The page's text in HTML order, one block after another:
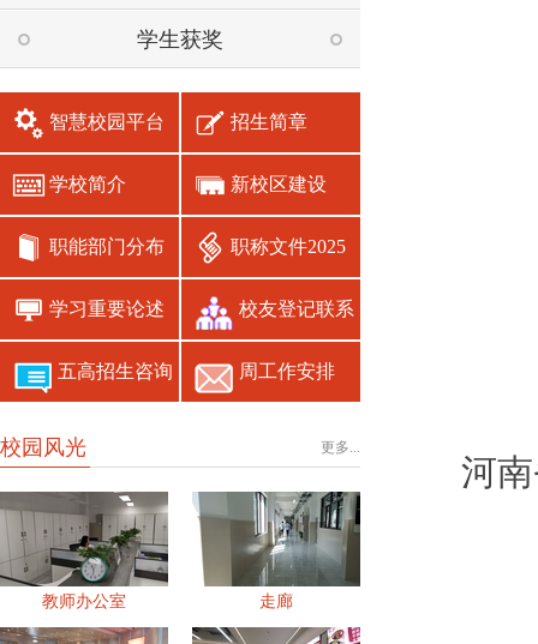
学生获奖
智慧校园平台 招生简章
学校简介 新校区建设
职能部门分布 职称文件2025
学习重要论述 校友登记联系
五高招生咨询 周工作安排
更多...
校园风光
教师办公室 走廊
河